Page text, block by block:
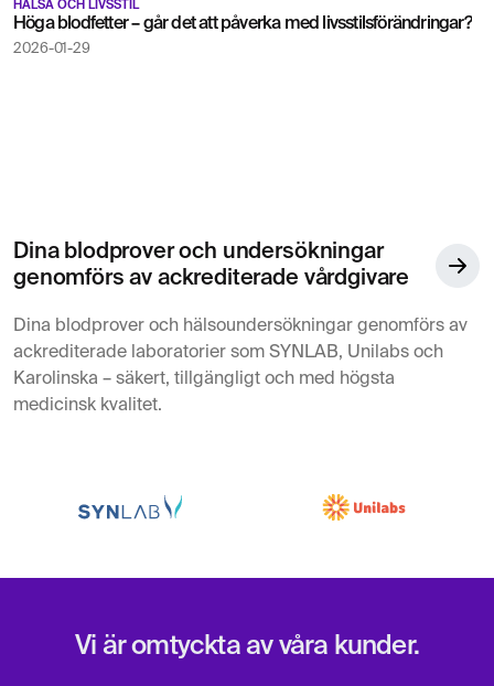
HÄLSA OCH LIVSSTIL
Höga blodfetter – går det att påverka med livsstilsförändringar?
2026-01-29
Dina blodprover och undersökningar
genomförs av ackrediterade vårdgivare
Dina blodprover och hälsoundersökningar genomförs av
ackrediterade laboratorier som SYNLAB, Unilabs och
Karolinska – säkert, tillgängligt och med högsta
medicinsk kvalitet.
Vi är omtyckta av våra kunder.